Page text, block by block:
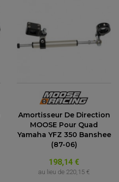
Amortisseur De Direction
MOOSE Pour Quad
Yamaha YFZ 350 Banshee
(87-06)
198,14 €
au lieu de 220,15 €